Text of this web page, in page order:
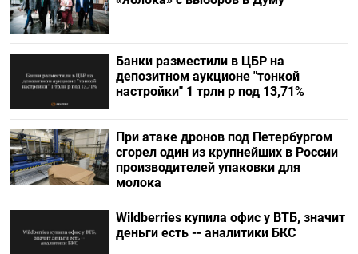
Банки разместили в ЦБР на
депозитном аукционе "тонкой
настройки" 1 трлн р под 13,71%
При атаке дронов под Петербургом
сгорел один из крупнейших в России
производителей упаковки для
молока
Wildberries купила офис у ВТБ, значит
деньги есть -- аналитики БКС